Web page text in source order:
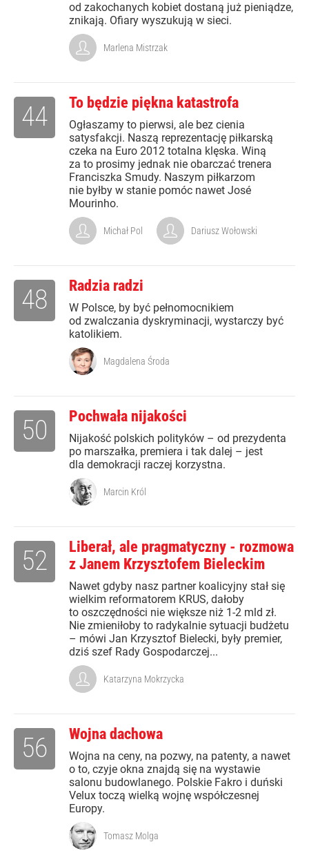
od zakochanych kobiet dostaną już pieniądze,
znikają. Ofiary wyszukują w sieci.
Marlena Mistrzak
To będzie piękna katastrofa
Ogłaszamy to pierwsi, ale bez cienia
satysfakcji. Naszą reprezentację piłkarską
czeka na Euro 2012 totalna klęska. Winą
za to prosimy jednak nie obarczać trenera
Franciszka Smudy. Naszym piłkarzom
nie byłby w stanie pomóc nawet José
Mourinho.
44
Michał Pol Dariusz Wołowski
Radzia radzi
W Polsce, by być pełnomocnikiem
od zwalczania dyskryminacji, wystarczy być
katolikiem.
48
Magdalena Środa
Pochwała nijakości
Nijakość polskich polityków – od prezydenta
po marszałka, premiera i tak dalej – jest
dla demokracji raczej korzystna.
50
Marcin Król
Liberał, ale pragmatyczny - rozmowa
z Janem Krzysztofem Bieleckim
Nawet gdyby nasz partner koalicyjny stał się
wielkim reformatorem KRUS, dałoby
to oszczędności nie większe niż 1-2 mld zł.
Nie zmieniłoby to radykalnie sytuacji budżetu
– mówi Jan Krzysztof Bielecki, były premier,
dziś szef Rady Gospodarczej...
52
Katarzyna Mokrzycka
Wojna dachowa
Wojna na ceny, na pozwy, na patenty, a nawet
o to, czyje okna znajdą się na wystawie
salonu budowlanego. Polskie Fakro i duński
Velux toczą wielką wojnę współczesnej
Europy.
56
Tomasz Molga